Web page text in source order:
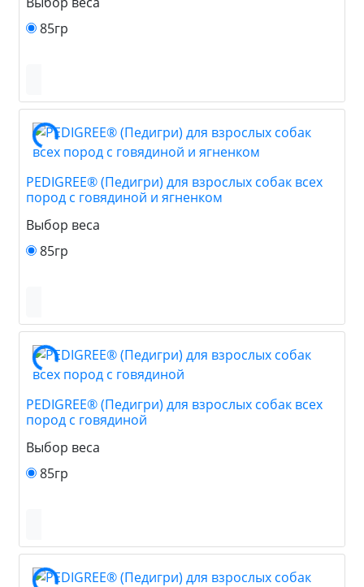
85гр
PEDIGREE® (Педигри) для взрослых собак всех
пород с говядиной и ягненком
Выбор веса
85гр
PEDIGREE® (Педигри) для взрослых собак всех
пород с говядиной
Выбор веса
85гр